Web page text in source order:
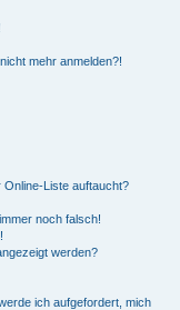
mehr anmelden?!
Liste auftaucht?
noch falsch!
werden?
ich aufgefordert, mich